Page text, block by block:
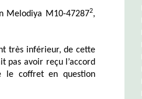
Melodiya M10-472872,
très inférieur, de cette
pas avoir reçu l’accord
le coffret en question